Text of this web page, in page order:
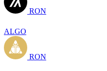
RON
ALGO
RON